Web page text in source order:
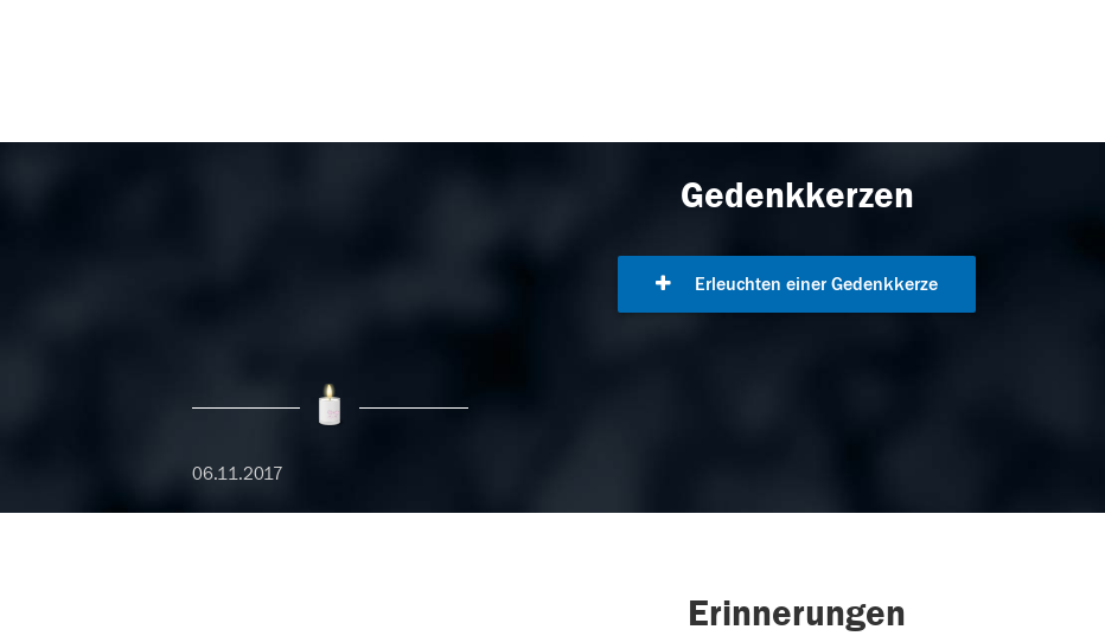
Gedenkkerzen
Erleuchten einer Gedenkkerze
06.11.2017
Erinnerungen